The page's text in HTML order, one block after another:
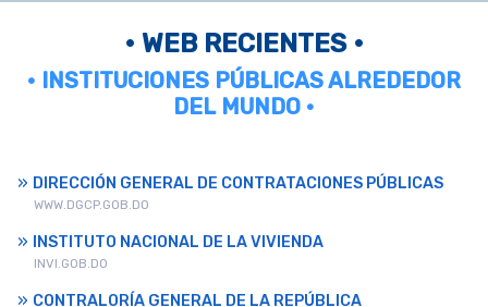
• WEB RECIENTES •
• INSTITUCIONES PÚBLICAS ALREDEDOR
DEL MUNDO •
DIRECCIÓN GENERAL DE CONTRATACIONES PÚBLICAS
WWW.DGCP.GOB.DO
INSTITUTO NACIONAL DE LA VIVIENDA
INVI.GOB.DO
CONTRALORÍA GENERAL DE LA REPÚBLICA